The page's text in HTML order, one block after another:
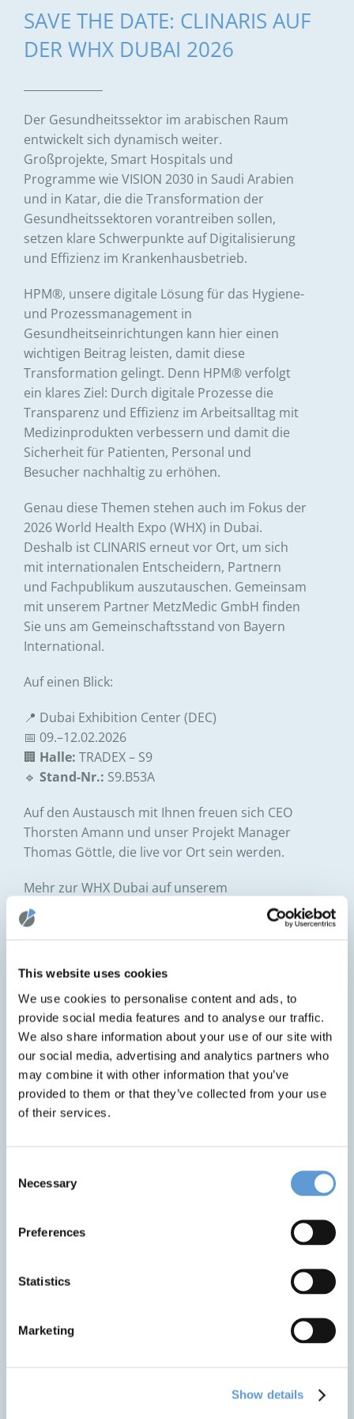
This website uses cookies
We use cookies to personalise content and ads, to
provide social media features and to analyse our traffic.
We also share information about your use of our site with
our social media, advertising and analytics partners who
may combine it with other information that you’ve
provided to them or that they’ve collected from your use
of their services.
Selection
Necessary
Preferences
Statistics
Marketing
Show details
SAVE THE DATE: CLINARIS AUF
DER WHX DUBAI 2026
Der Gesundheitssektor im arabischen Raum
entwickelt sich dynamisch weiter.
Großprojekte, Smart Hospitals und
Programme wie VISION 2030 in Saudi Arabien
und in Katar, die die Transformation der
Gesundheitssektoren vorantreiben sollen,
setzen klare Schwerpunkte auf Digitalisierung
und Effizienz im Krankenhausbetrieb.
HPM®, unsere digitale Lösung für das Hygiene-
und Prozessmanagement in
Gesundheitseinrichtungen kann hier einen
wichtigen Beitrag leisten, damit diese
Transformation gelingt. Denn HPM® verfolgt
ein klares Ziel: Durch digitale Prozesse die
Transparenz und Effizienz im Arbeitsalltag mit
Medizinprodukten verbessern und damit die
Sicherheit für Patienten, Personal und
Besucher nachhaltig zu erhöhen.
Genau diese Themen stehen auch im Fokus der
2026 World Health Expo (WHX) in Dubai.
Deshalb ist CLINARIS erneut vor Ort, um sich
mit internationalen Entscheidern, Partnern
und Fachpublikum auszutauschen. Gemeinsam
mit unserem Partner MetzMedic GmbH finden
Sie uns am Gemeinschaftsstand von Bayern
International.
Auf einen Blick:
📍 Dubai Exhibition Center (DEC)
📅 09.–12.02.2026
🏢 Halle: TRADEX – S9
🔹 Stand-Nr.: S9.B53A
Auf den Austausch mit Ihnen freuen sich CEO
Thorsten Amann und unser Projekt Manager
Thomas Göttle, die live vor Ort sein werden.
Mehr zur WHX Dubai auf unserem
Ausstellerprofil
Veranstaltungsseite
BEITRAG TEILEN
Zur Newsübersicht